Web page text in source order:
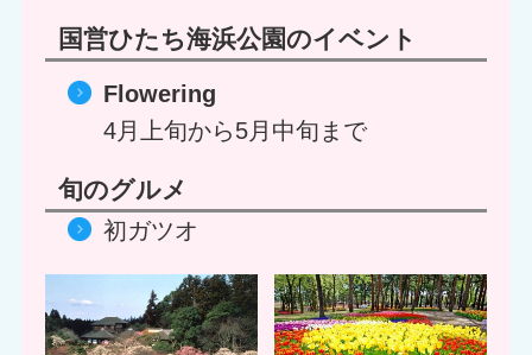
国営ひたち海浜公園のイベント
Flowering
4月上旬から5月中旬まで
旬のグルメ
初ガツオ